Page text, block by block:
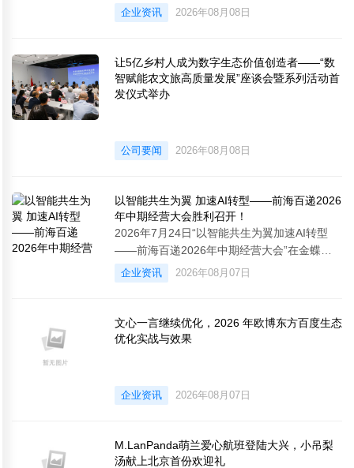
要看营业执照”、“装修一定找个监理”等流行观
点。文章逐一揭示这些看似正确的建议背后可
案,帮助桂林临桂的业主在装修过程中避免踩坑,
做出更明智的决策。&emsp;&emsp;昨天在工
地听两个业主在那儿发愁。一个说“听了劝没找
企业资讯 2026年08月08日
让5亿乡村人成为数字生态价值创造者——“数
智赋能农文旅高质量发展”座谈会暨系列活动首
发仪式举办
公司要闻 2026年08月08日
以智能共生为翼 加速AI转型——前海百递2026
年中期经营大会胜利召开！
2026年7月24日“以智能共生为翼加速AI转型
——前海百递2026年中期经营大会”在金蝶软
件园胜利召开!公司EMT、经理人团队及提名骨
干代表50余人一堂，全面复盘2026年上半年战
与落地举措，凝聚奋进共识，传承金蝶基因，
从胜利走向伟大的胜利。&emsp;&emsp;深耕
企业资讯 2026年08月07日
文心一言继续优化，2026 年欧博东方百度生态
优化实战与效果
企业资讯 2026年08月07日
M.LanPanda萌兰爱心航班登陆大兴，小吊梨
汤献上北京首份欢迎礼